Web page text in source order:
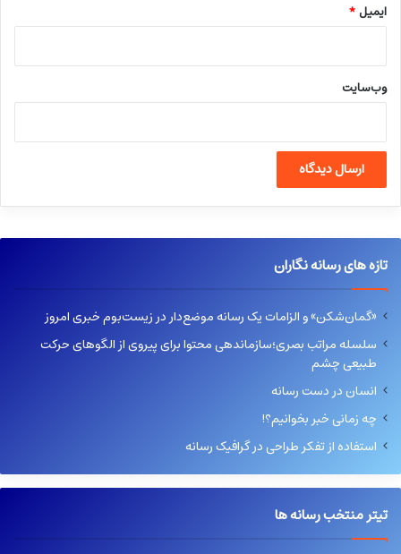
ایمیل*
وب‌سایت
تازه های رسانه نگاران
«گمان‌شکن» و الزامات یک رسانه موضع‌دار در زیست‌بوم خبری امروز
سلسله مراتب بصری؛سازماندهی محتوا برای پیروی از الگوهای حرکت
طبیعی چشم
انسان در دست رسانه
چه زمانی خبر بخوانیم؟!
استفاده از تفکر طراحی در گرافیک رسانه
تیتر منتخب رسانه ها